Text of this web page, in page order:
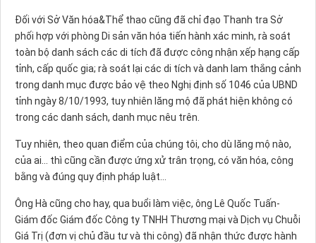
Đối với Sở Văn hóa&Thể thao cũng đã chỉ đạo Thanh tra Sở
phối hợp với phòng Di sản văn hóa tiến hành xác minh, rà soát
toàn bộ danh sách các di tích đã được công nhận xếp hạng cấp
tỉnh, cấp quốc gia; rà soát lại các di tích và danh lam thắng cảnh
trong danh mục được bảo vệ theo Nghị định số 1046 của UBND
tỉnh ngày 8/10/1993, tuy nhiên lăng mộ đã phát hiện không có
trong các danh sách, danh mục nêu trên.
Tuy nhiên, theo quan điểm của chúng tôi, cho dù lăng mộ nào,
của ai... thì cũng cần được ứng xử trân trọng, có văn hóa, công
bằng và đúng quy định pháp luật...
Ông Hà cũng cho hay, qua buổi làm việc, ông Lê Quốc Tuấn-
Giám đốc Giám đốc Công ty TNHH Thương mại và Dịch vụ Chuỗi
Giá Trị (đơn vị chủ đầu tư và thi công) đã nhận thức được hành